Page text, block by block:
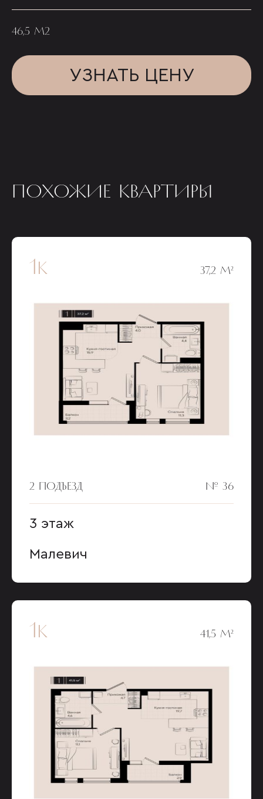
46,5 М2
УЗНАТЬ ЦЕНУ
ПОХОЖИЕ КВАРТИРЫ
1к 37,2 М²
2 ПОДЪЕЗД № 36
3 этаж
Малевич
1к 41,5 М²